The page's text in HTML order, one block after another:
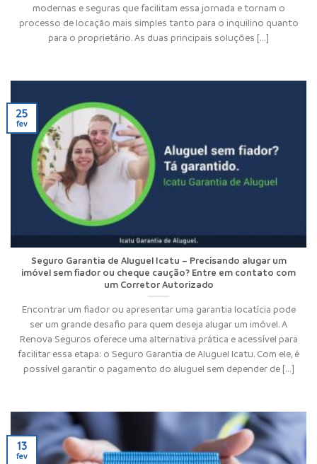
modernas e seguras que facilitam essa jornada e tornam o
processo de locação mais simples tanto para o inquilino quanto
para o proprietário. As duas principais soluções [...]
Seguro Garantia de Aluguel Icatu – Precisando alugar um
imóvel sem fiador ou cheque caução? Entre em contato com
um Corretor Autorizado
Encontrar um fiador ou apresentar uma garantia locatícia pode
ser um grande desafio para quem deseja alugar um imóvel. A
Renova Seguros oferece uma alternativa prática e acessível para
facilitar essa etapa: o Seguro Garantia de Aluguel Icatu. Com ele, é
possível garantir o pagamento do aluguel sem depender de [...]
25
fev
13
fev